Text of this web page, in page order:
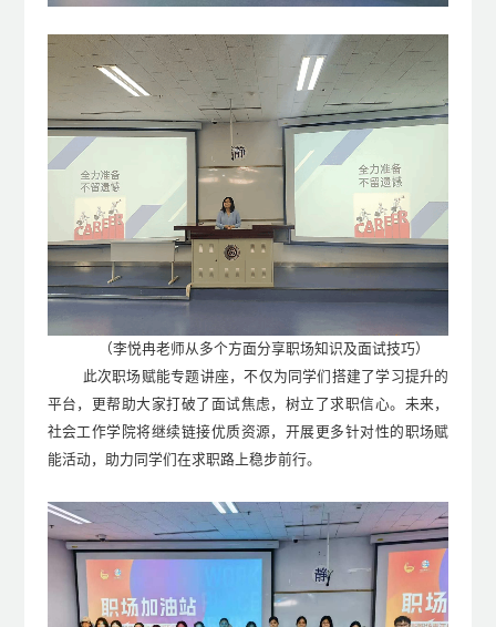
（李悦冉老师从多个方面分享职场知识及面试技巧）
此次职场赋能专题讲座，不仅为 同学们搭建了学习提升的
平台，更帮助大家打破了面试焦虑，树立了求职信心。未来，
社会工作学院将继续链接优质资源，开展更多针对性的职场赋
能活动，助力同学们在求职路上稳步前行。